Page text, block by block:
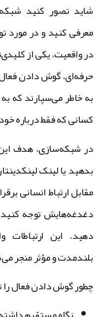
تصور کنید
کنید و در مورد
واقعیت، یکی از
گوش دادن فعال
خاطر می‌سپارند که به
که فقط درباره
شبکه‌سازی، هدف این
یا لینک لینکدینتان
ارتباط انسانی
توجه کنید و
این ارتباطات
و مؤثر منجر
گوش دادن فعال را